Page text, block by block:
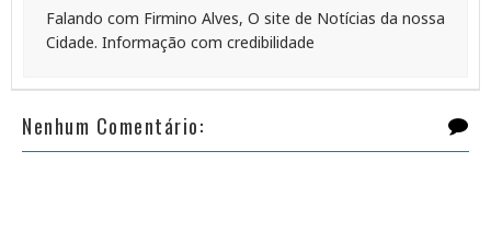
Falando com Firmino Alves, O site de Notícias da nossa
Cidade. Informação com credibilidade
Nenhum Comentário: